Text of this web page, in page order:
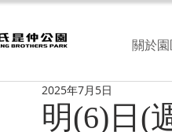
關於
明(6)日(
2025年7月5日